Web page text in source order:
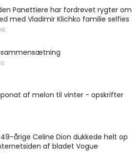
Panettiere har fordrevet rygter om
med Vladimir Klichko familie selfies
af melon til vinter - opskrifter
årige Celine Dion dukkede helt op
af ​​bladet Vogue